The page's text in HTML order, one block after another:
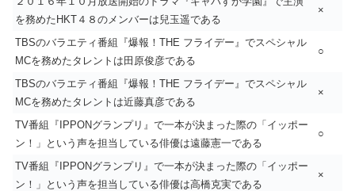
を務めたHKT４８のメンバーは兒玉遥である
×
TBSのバラエティ番組『爆報！THE フライデー』でスペシャル
MCを務めたタレントは田原俊彦である
○
TBSのバラエティ番組『爆報！THE フライデー』でスペシャル
MCを務めたタレントは近藤真彦である
×
TV番組『IPPONグランプリ』で一本が決まった際の「イッポー
ン！」という声を担当している俳優は遠藤憲一である
○
TV番組『IPPONグランプリ』で一本が決まった際の「イッポー
ン！」という声を担当している俳優は高橋克実である
×